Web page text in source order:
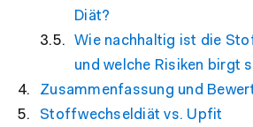
Diät?
Wie nachhaltig ist die
und welche Risiken birgt
Zusammenfassung und
Stoffwechseldiät vs. Upfit